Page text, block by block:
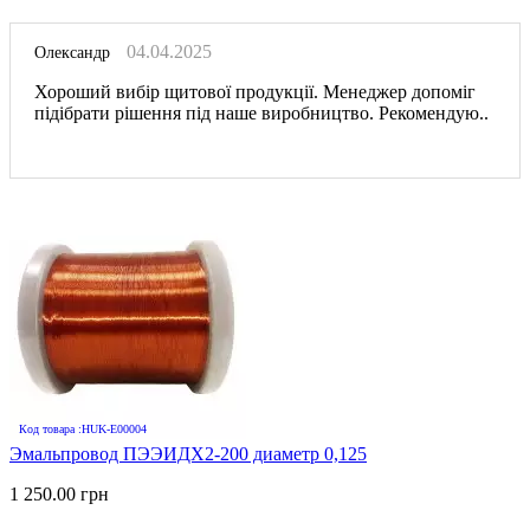
Олександр
04.04.2025
Хороший вибір щитової продукції. Менеджер допоміг
підібрати рішення під наше виробництво. Рекомендую..
Код товара :HUK-E00004
Эмальпровод ПЭЭИДХ2-200 диаметр 0,125
1 250.00 грн